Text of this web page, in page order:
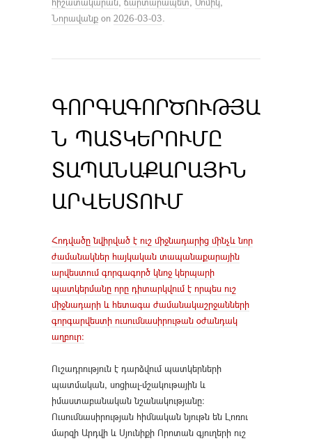
Նորավանք on 2026-03-03.
ԳՈՐԳԱԳՈՐԾՈՒԹՅԱ
Ն ՊԱՏԿԵՐՈՒՄԸ
ՏԱՊԱՆԱՔԱՐԱՅԻՆ
ԱՐՎԵՍՏՈՒՄ
Հոդվածը նվիրված է ուշ միջնադարից մինչև նոր
ժամանակներ հայկական տապանաքարային
արվեստում գորգագործ կնոջ կերպարի
պատկերմանը որը դիտարկվում է որպես ուշ
միջնադարի և հետագա ժամանակաշրջանների
գորգարվեստի ուսումնասիրութան օժանդակ
աղբուր:
Ուշադրություն է դարձվում պատկերների
պատմական, սոցիալ-մշակութային և
իմաստաբանական նշանակությանը։
Ուսումնասիրության հիմնական նյութն են Լոռու
մարզի Արդվի և Սյունիքի Որոտան գյուղերի ուշ